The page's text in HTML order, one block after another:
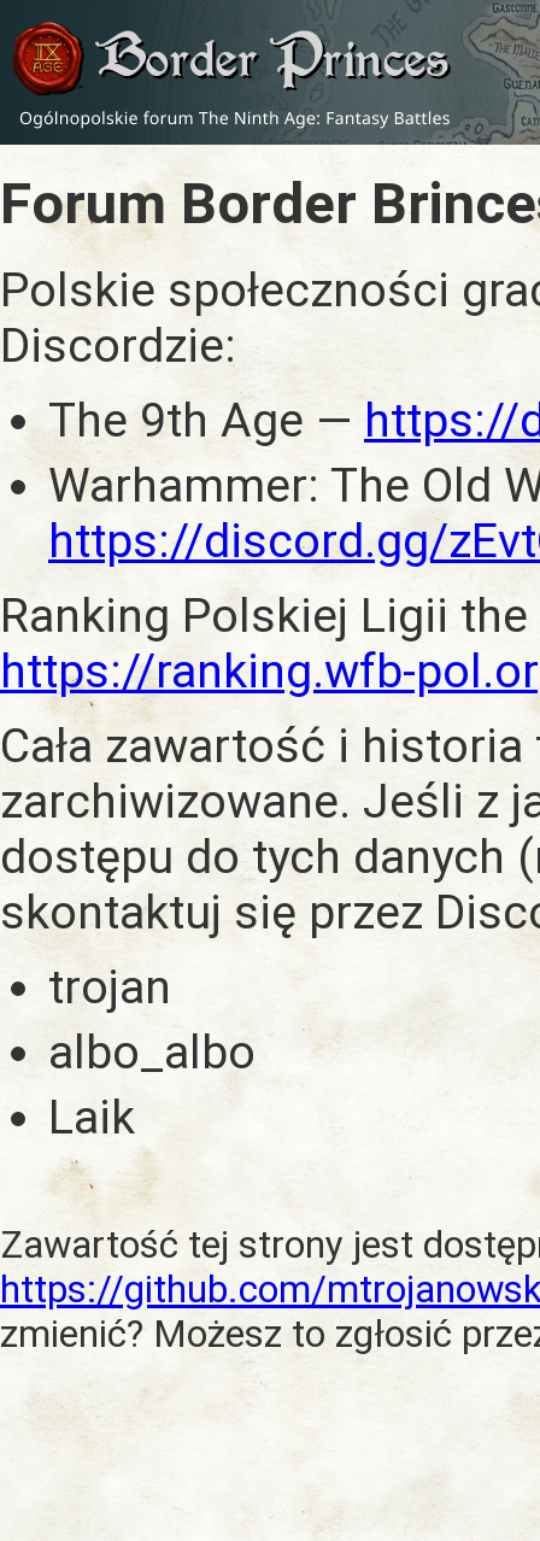
Forum Border
Polskie społeczności
Discordzie:
The 9th Age —https://
Warhammer: The Old
https://discord.gg/
Ranking Polskiej Ligii
https://ranking.wfb-
Cała zawartość i historia
zarchiwizowane. Jeśli z
dostępu do tych danych
skontaktuj się przez
trojan
albo_albo
Laik
Zawartość tej strony jest
https://github.com/
zmienić? Możesz to zgłosić